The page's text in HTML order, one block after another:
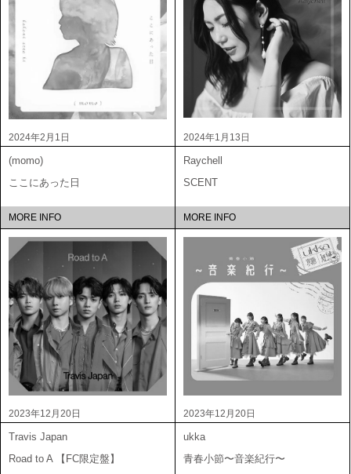
2024年2月1日
(momo)
ここにあった日
MORE INFO
2024年1月13日
Raychell
SCENT
MORE INFO
2023年12月20日
Travis Japan
Road to A 【FC限定盤】
2023年12月20日
ukka
青春小節〜音楽紀行〜